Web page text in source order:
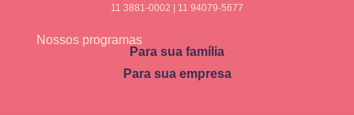
11 3881-0002 | 11 94079-5677
Nossos programas
Para sua família
Para sua empresa